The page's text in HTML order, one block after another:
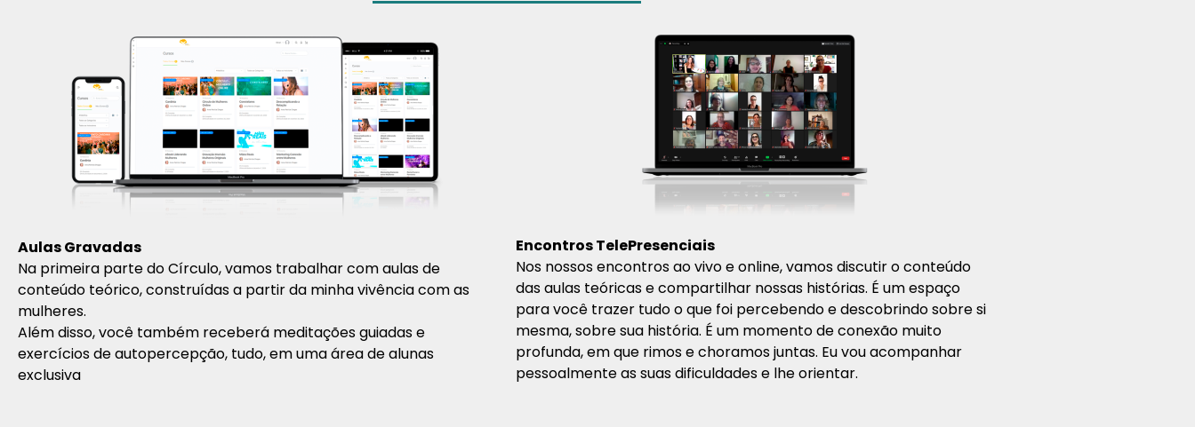
Aulas Gravadas
Na primeira parte do Círculo, vamos trabalhar com aulas de
conteúdo teórico, construídas a partir da minha vivência com as
mulheres.
Além disso, você também receberá meditações guiadas e
exercícios de autopercepção, tudo, em uma área de alunas
exclusiva
Encontros TelePresenciais
Nos nossos encontros ao vivo e online, vamos discutir o conteúdo
das aulas teóricas e compartilhar nossas histórias. É um espaço
para você trazer tudo o que foi percebendo e descobrindo sobre si
mesma, sobre sua história. É um momento de conexão muito
profunda, em que rimos e choramos juntas. Eu vou acompanhar
pessoalmente as suas dificuldades e lhe orientar.